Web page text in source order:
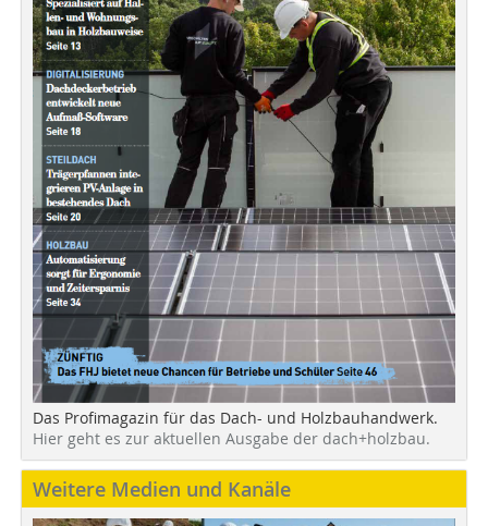
Das Profimagazin für das Dach- und Holzbauhandwerk.
Hier geht es zur aktuellen Ausgabe der dach+holzbau.
Weitere Medien und Kanäle